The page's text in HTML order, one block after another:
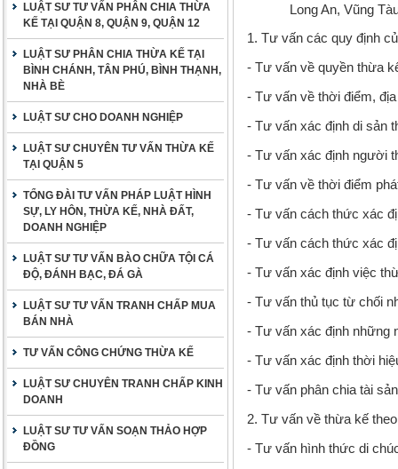
LUẬT SƯ TƯ VẤN PHÂN CHIA THỪA
KẾ TẠI QUẬN 8, QUẬN 9, QUẬN 12
LUẬT SƯ PHÂN CHIA THỪA KẾ TẠI
BÌNH CHÁNH, TÂN PHÚ, BÌNH THẠNH,
NHÀ BÈ
LUẬT SƯ CHO DOANH NGHIỆP
LUẬT SƯ CHUYÊN TƯ VẤN THỪA KẾ
TẠI QUẬN 5
TỔNG ĐÀI TƯ VẤN PHÁP LUẬT HÌNH
SỰ, LY HÔN, THỪA KẾ, NHÀ ĐẤT,
DOANH NGHIỆP
LUẬT SƯ TƯ VẤN BÀO CHỮA TỘI CÁ
ĐỘ, ĐÁNH BẠC, ĐÁ GÀ
LUẬT SƯ TƯ VẤN TRANH CHẤP MUA
BÁN NHÀ
TƯ VẤN CÔNG CHỨNG THỪA KẾ
LUẬT SƯ CHUYÊN TRANH CHẤP KINH
DOANH
LUẬT SƯ TƯ VẤN SOẠN THẢO HỢP
ĐỒNG
Long An, Vũng
1. Tư vấn các quy định
- Tư vấn về quyền thừa
- Tư vấn về thời điểm,
- Tư vấn xác định di sản
- Tư vấn xác định người
- Tư vấn về thời điểm
- Tư vấn cách thức xác
- Tư vấn cách thức xác
- Tư vấn xác định việc
- Tư vấn thủ tục từ chối
- Tư vấn xác định những
- Tư vấn xác định thời
- Tư vấn phân chia tài
2. Tư vấn về thừa kế
- Tư vấn hình thức di